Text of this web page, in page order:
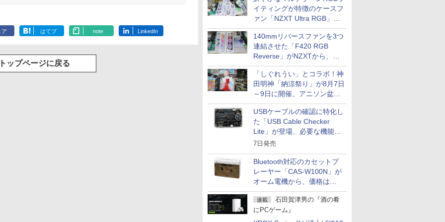
イティングが特徴のケースフ
ァン「NZXT Ultra RGB」が
発売、計8製品
140mmリバースファンを3つ
連結させた「F420 RGB
Reverse」がNZXTから、単
一フレーム採用
「しぐれうい」とコラボ！神
田明神「納涼祭り」が8月7日
～9日に開催、アニソン盆踊
りや屋台グルメなどもあり
USBケーブルの確認に特化し
た「USB Cable Checker
Lite」が登場、必要な機能を
凝縮しコンパクトに
7日発売
Bluetooth対応のカセットプ
レーヤー「CAS-W100N」が
オーム電機から、価格は
5,940円
連載
石田賀津男の『酒の肴
にPCゲーム』
ア はてブ note LinkedIn
トップページに戻る